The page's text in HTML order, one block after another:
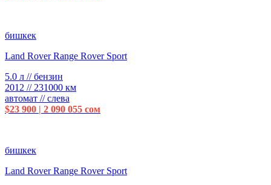
бишкек
Land Rover Range Rover Sport
5.0 л // бензин
2012 // 231000 км
автомат // слева
$23 900 | 2 090 055 сом
бишкек
Land Rover Range Rover Sport